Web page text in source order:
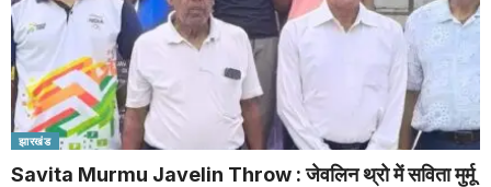
झारखंड
Savita Murmu Javelin Throw : जेवलिन थ्रो में सविता मुर्मू